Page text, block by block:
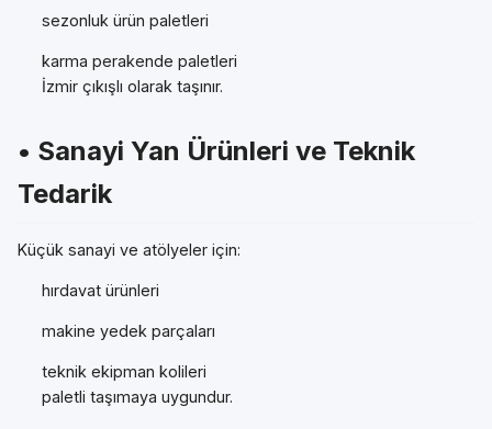
sezonluk ürün paletleri
karma perakende paletleri
İzmir çıkışlı olarak taşınır.
• Sanayi Yan Ürünleri ve Teknik
Tedarik
Küçük sanayi ve atölyeler için:
hırdavat ürünleri
makine yedek parçaları
teknik ekipman kolileri
paletli taşımaya uygundur.